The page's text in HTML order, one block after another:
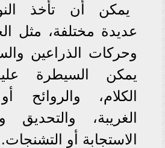
يمكن أن تأخذ
عديدة مختلفة، مثل
وحركات الذراعين
يمكن السيطرة
الكلام، والروائح
الغريبة،
الاستجابة أو التشنجات.